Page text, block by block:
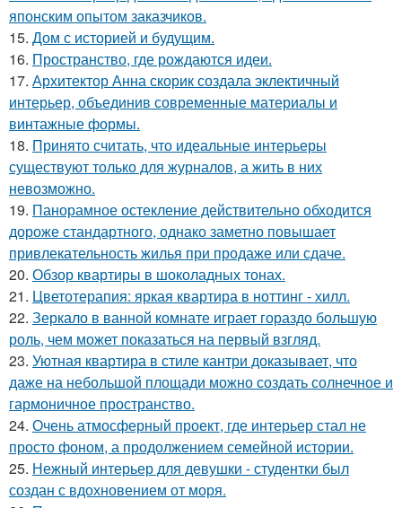
японским опытом заказчиков.
15. Дом с историей и будущим.
16. Пространство, где рождаются идеи.
17. Архитектор Анна скорик создала эклектичный
интерьер, объединив современные материалы и
винтажные формы.
18. Принято считать, что идеальные интерьеры
существуют только для журналов, а жить в них
невозможно.
19. Панорамное остекление действительно обходится
дороже стандартного, однако заметно повышает
привлекательность жилья при продаже или сдаче.
20. Обзор квартиры в шоколадных тонах.
21. Цветотерапия: яркая квартира в ноттинг - хилл.
22. Зеркало в ванной комнате играет гораздо большую
роль, чем может показаться на первый взгляд.
23. Уютная квартира в стиле кантри доказывает, что
даже на небольшой площади можно создать солнечное и
гармоничное пространство.
24. Очень атмосферный проект, где интерьер стал не
просто фоном, а продолжением семейной истории.
25. Нежный интерьер для девушки - студентки был
создан с вдохновением от моря.